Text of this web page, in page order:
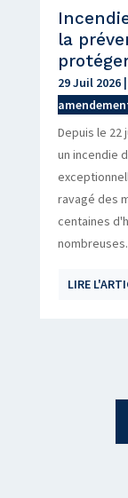
la
29 Juil 2026|
Depuis le 22
un incendie
ravagé des
centaines
LIRE